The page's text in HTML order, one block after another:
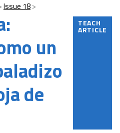
Issue 18
un
de
TEACH
ARTICLE